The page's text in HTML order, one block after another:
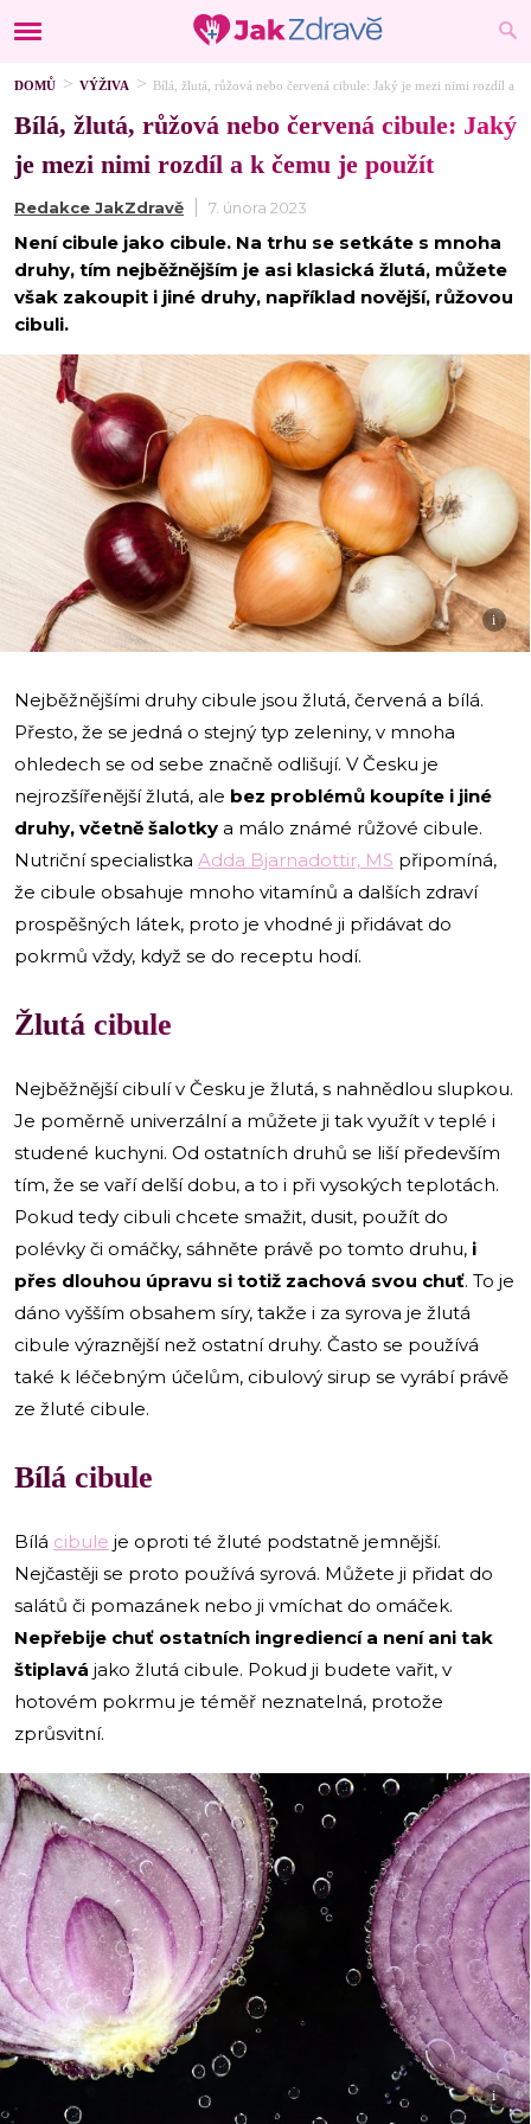
DOMŮ VÝŽIVA Bílá, žlutá, růžová nebo červená cibule: Jaký je mezi nimi rozdíl a k
Bílá, žlutá, růžová nebo červená cibule: Jaký
je mezi nimi rozdíl a k čemu je použít
Redakce JakZdravě 7. února 2023
Není cibule jako cibule. Na trhu se setkáte s mnoha
druhy, tím nejběžnějším je asi klasická žlutá, můžete
však zakoupit i jiné druhy, například novější, růžovou
cibuli.
i
Nejběžnějšími druhy cibule jsou žlutá, červená a bílá.
Přesto, že se jedná o stejný typ zeleniny, v mnoha
ohledech se od sebe značně odlišují. V Česku je
nejrozšířenější žlutá, ale bez problémů koupíte i jiné
druhy, včetně šalotky a málo známé růžové cibule.
Nutriční specialistka Adda Bjarnadottir, MS připomíná,
že cibule obsahuje mnoho vitamínů a dalších zdraví
prospěšných látek, proto je vhodné ji přidávat do
pokrmů vždy, když se do receptu hodí.
Žlutá cibule
Nejběžnější cibulí v Česku je žlutá, s nahnědlou slupkou.
Je poměrně univerzální a můžete ji tak využít v teplé i
studené kuchyni. Od ostatních druhů se liší především
tím, že se vaří delší dobu, a to i při vysokých teplotách.
Pokud tedy cibuli chcete smažit, dusit, použít do
polévky či omáčky, sáhněte právě po tomto druhu, i
přes dlouhou úpravu si totiž zachová svou chuť. To je
dáno vyšším obsahem síry, takže i za syrova je žlutá
cibule výraznější než ostatní druhy. Často se používá
také k léčebným účelům, cibulový sirup se vyrábí právě
ze žluté cibule.
Bílá cibule
Bílá cibule je oproti té žluté podstatně jemnější.
Nejčastěji se proto používá syrová. Můžete ji přidat do
salátů či pomazánek nebo ji vmíchat do omáček.
Nepřebije chuť ostatních ingrediencí a není ani tak
štiplavá jako žlutá cibule. Pokud ji budete vařit, v
hotovém pokrmu je téměř neznatelná, protože
zprůsvitní.
i